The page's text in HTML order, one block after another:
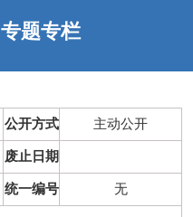
专题专栏
公开方式 主动公开
废止日期
统一编号 无